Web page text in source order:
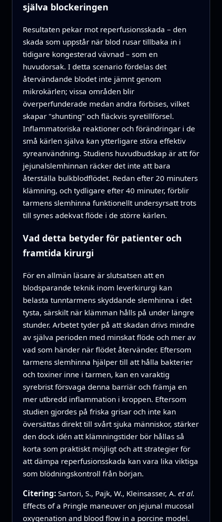
själva blockeringen
Resultaten pekar mot reperfusionsskada – den
skada som uppstår när blod rusar tillbaka in i
tidigare kongesterad vävnad – som en
huvudorsak. I detta scenario fördelas det
återvändande blodet inte jämnt genom
mikrokärlen; vissa områden blir
överperfunderade medan andra förbises, vilket
skapar "shunting" och fläckvis syretillförsel.
Inflammatoriska reaktioner och förändringar i de
små kärlen själva kan ytterligare störa effektiv
syreanvändning. Studiens huvudbudskap är att för
jejunalslemhinnan räcker det inte att bara
återställa bulkblodflödet. Redan efter 20 minuters
klämning, och tydligare efter 40 minuter, förblir
tarmens slemhinna funktionellt under­syrsatt trots
till synes adekvat flöde i de större kärlen.
Vad detta betyder för patienter och
framtida kirurgi
För en allmän läsare är slutsatsen att en
blodsparande teknik inom leverkirurgi kan
belasta tunntarmens skyddande slemhinna i det
tysta, särskilt när klämman hålls på under längre
stunder. Arbetet tyder på att skadan drivs mindre
av själva perioden med minskat flöde och mer av
vad som händer när flödet återvänder. Eftersom
tarmens slemhinna hjälper till att hålla bakterier
och toxiner inne i tarmen, kan en varaktig
syrebrist försvaga denna barriär och främja en
mer utbredd inflammation i kroppen. Eftersom
studien gjordes på friska grisar och inte kan
översättas direkt till svårt sjuka människor, stärker
den dock idén att klämningstider bör hållas så
korta som praktiskt möjligt och att strategier för
att dämpa reperfusionsskada kan vara lika viktiga
som blödningskontroll från början.
Citering: Sartori, S., Pajk, W., Kleinsasser, A. et al.
Effects of a Pringle maneuver on jejunal mucosal
oxygenation and blood flow in a porcine model.